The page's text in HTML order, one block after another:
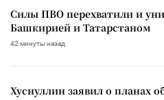
Силы ПВО перехватили и
Башкирией и Татарстаном
42 минуты назад
Хуснуллин заявил о планах